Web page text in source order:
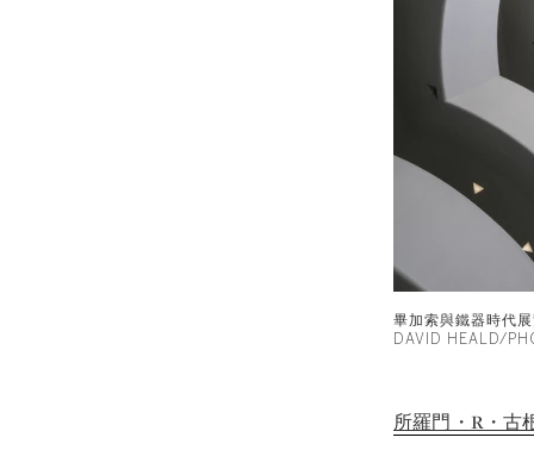
畢加索與鐵器時代
DAVID HEALD/
所羅門・R・古